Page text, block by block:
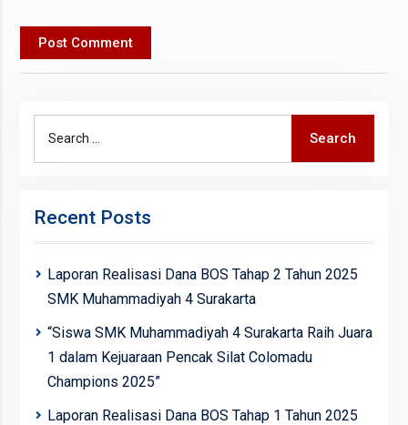
Search
Recent Posts
Laporan Realisasi Dana BOS Tahap 2 Tahun 2025
SMK Muhammadiyah 4 Surakarta
“Siswa SMK Muhammadiyah 4 Surakarta Raih Juara
1 dalam Kejuaraan Pencak Silat Colomadu
Champions 2025”
Laporan Realisasi Dana BOS Tahap 1 Tahun 2025